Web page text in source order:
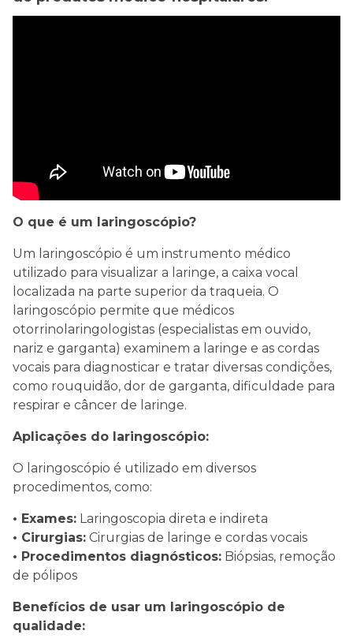
O que é um laringoscópio?
Um laringoscópio é um instrumento médico
utilizado para visualizar a laringe, a caixa vocal
localizada na parte superior da traqueia. O
laringoscópio permite que médicos
otorrinolaringologistas (especialistas em ouvido,
nariz e garganta) examinem a laringe e as cordas
vocais para diagnosticar e tratar diversas condições,
como rouquidão, dor de garganta, dificuldade para
respirar e câncer de laringe.
Aplicações do laringoscópio:
O laringoscópio é utilizado em diversos
procedimentos, como:
• Exames: Laringoscopia direta e indireta
• Cirurgias: Cirurgias de laringe e cordas vocais
• Procedimentos diagnósticos: Biópsias, remoção
de pólipos
Benefícios de usar um laringoscópio de
qualidade: